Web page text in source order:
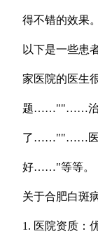
得不错的效果。
以下是一些患
家医院的医生
题……""……治
了……""……医
好……"等等。
关于合肥白斑
1. 医院资质：